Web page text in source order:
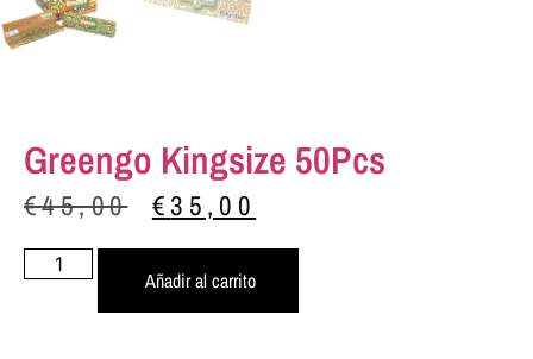
Greengo Kingsize 50Pcs
€45,00 €35,00
Añadir al carrito